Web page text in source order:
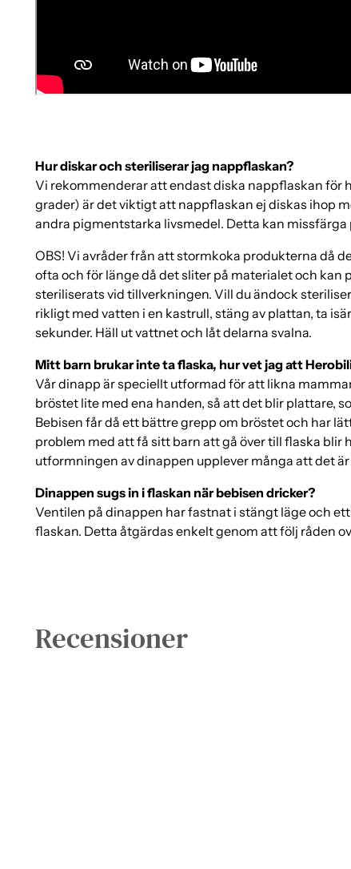
Hur diskar och steriliserar jag nappflaskan?
Vi rekommenderar att endast diska nappflaskan för
grader) är det viktigt att nappflaskan ej diskas ihop
andra pigmentstarka livsmedel. Detta kan
OBS! Vi avråder från att stormkoka produkterna då
ofta och för länge då det sliter på materialet och kan
steriliserats vid tillverkningen. Vill du ändock
rikligt med vatten i en kastrull, stäng av plattan, ta
sekunder. Häll ut vattnet och låt delarna svalna.
Mitt barn brukar inte ta flaska, hur vet jag att
Vår dinapp är speciellt utformad för att likna
bröstet lite med ena handen, så att det blir plattare,
Bebisen får då ett bättre grepp om bröstet och har
problem med att få sitt barn att gå över till flaska blir
utformningen av dinappen upplever många att det
Dinappen sugs in i flaskan när bebisen dricker?
Ventilen på dinappen har fastnat i stängt läge och
flaskan. Detta åtgärdas enkelt genom att följ råden
Recensioner